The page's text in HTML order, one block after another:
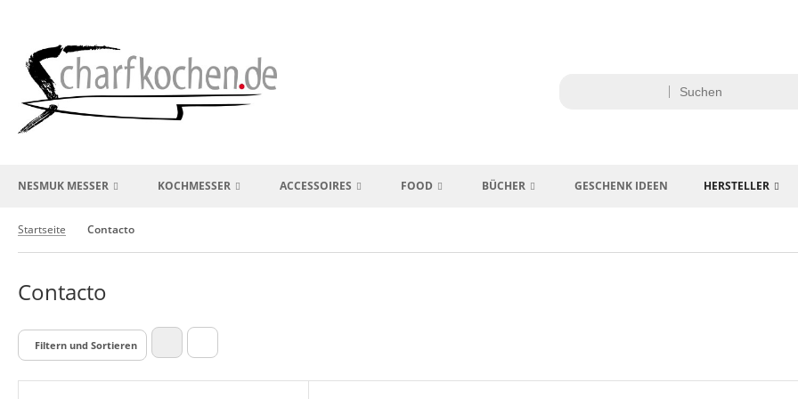
NESMUK MESSER KOCHMESSER ACCESSOIRES FOOD BÜCHER GESCHENK IDEEN HERSTELLER
Startseite Contacto
Contacto
Filtern und Sortieren